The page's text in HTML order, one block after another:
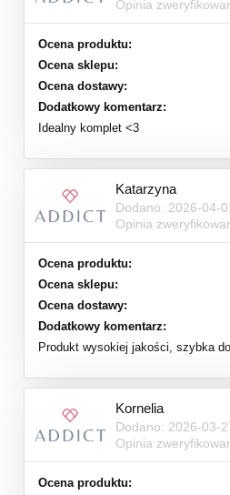
Opinia
Ocena produktu:
Ocena sklepu:
Ocena dostawy:
Dodatkowy komentarz:
Idealny komplet <3
Katarzyna
Dodano: 2026-04-
Opinia
Ocena produktu:
Ocena sklepu:
Ocena dostawy:
Dodatkowy komentarz:
Produkt wysokiej jakości, szybka
Kornelia
Dodano: 2026-03-
Opinia
Ocena produktu: